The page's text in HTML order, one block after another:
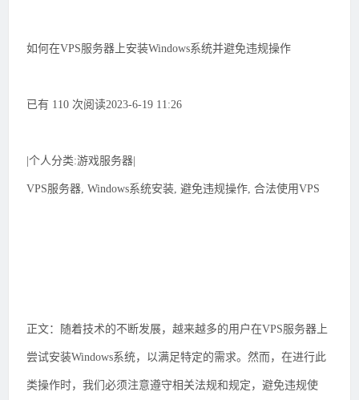
如何在VPS服务器上安装Windows系统并避免违规操作
已有 110 次阅读2023-6-19 11:26
|个人分类:游戏服务器|
VPS服务器, Windows系统安装, 避免违规操作, 合法使用VPS
正文：随着技术的不断发展，越来越多的用户在VPS服务器上
尝试安装Windows系统，以满足特定的需求。然而，在进行此
类操作时，我们必须注意遵守相关法规和规定，避免违规使